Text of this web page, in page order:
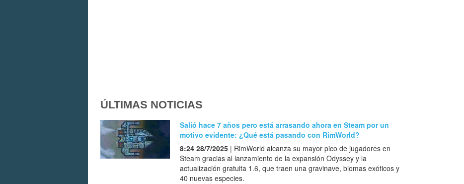
ÚLTIMAS NOTICIAS
Salió hace 7 años pero está arrasando ahora en Steam por un
motivo evidente: ¿Qué está pasando con RimWorld?
8:24 28/7/2025 | RimWorld alcanza su mayor pico de jugadores en
Steam gracias al lanzamiento de la expansión Odyssey y la
actualización gratuita 1.6, que traen una gravinave, biomas exóticos y
40 nuevas especies.